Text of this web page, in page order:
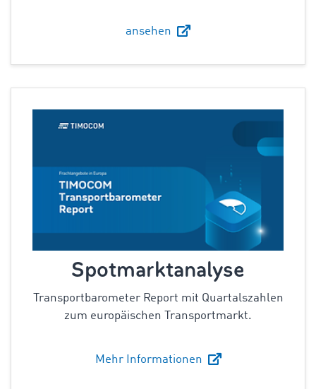
ansehen
Spotmarktanalyse
Transportbarometer Report mit Quartalszahlen
zum europäischen Transportmarkt.
Mehr Informationen